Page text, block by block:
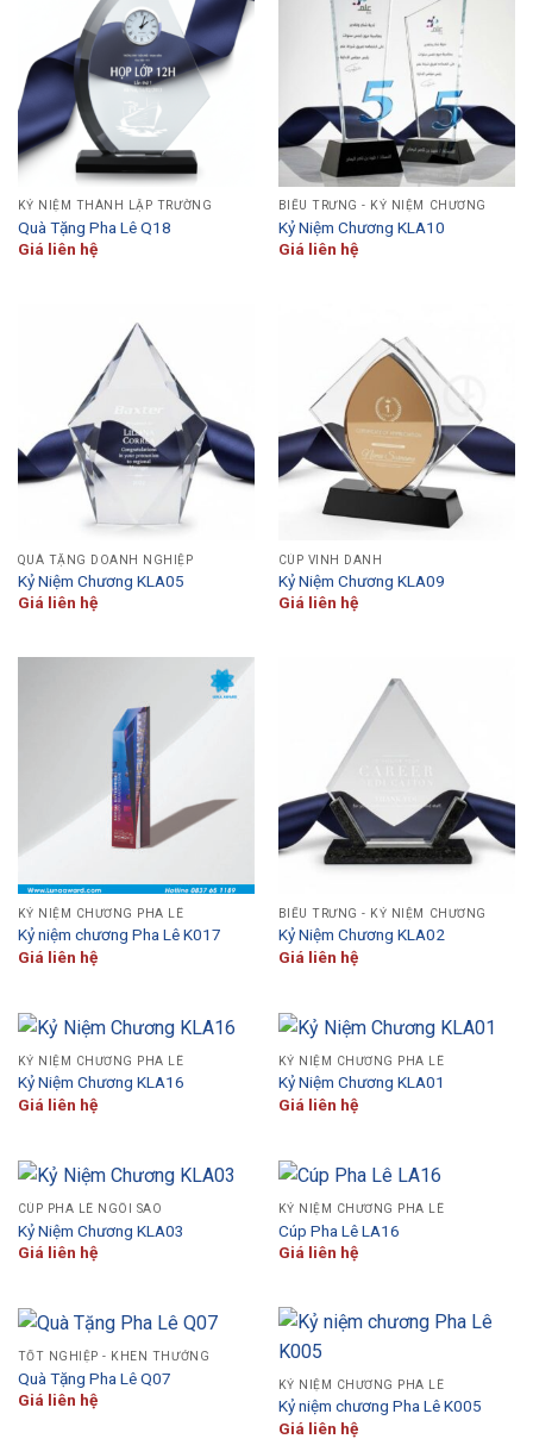
KỶ NIỆM THÀNH LẬP TRƯỜNG
Quà Tặng Pha Lê Q18
Giá liên hệ
BIỂU TRƯNG - KỶ NIỆM CHƯƠNG
Kỷ Niệm Chương KLA10
Giá liên hệ
QUÀ TẶNG DOANH NGHIỆP
Kỷ Niệm Chương KLA05
Giá liên hệ
CÚP VINH DANH
Kỷ Niệm Chương KLA09
Giá liên hệ
KỶ NIỆM CHƯƠNG PHA LÊ
Kỷ niệm chương Pha Lê K017
Giá liên hệ
BIỂU TRƯNG - KỶ NIỆM CHƯƠNG
Kỷ Niệm Chương KLA02
Giá liên hệ
KỶ NIỆM CHƯƠNG PHA LÊ
Kỷ Niệm Chương KLA16
Giá liên hệ
KỶ NIỆM CHƯƠNG PHA LÊ
Kỷ Niệm Chương KLA01
Giá liên hệ
CÚP PHA LÊ NGÔI SAO
Kỷ Niệm Chương KLA03
Giá liên hệ
KỶ NIỆM CHƯƠNG PHA LÊ
Cúp Pha Lê LA16
Giá liên hệ
TỐT NGHIỆP - KHEN THƯỞNG
Quà Tặng Pha Lê Q07
Giá liên hệ
KỶ NIỆM CHƯƠNG PHA LÊ
Kỷ niệm chương Pha Lê K005
Giá liên hệ